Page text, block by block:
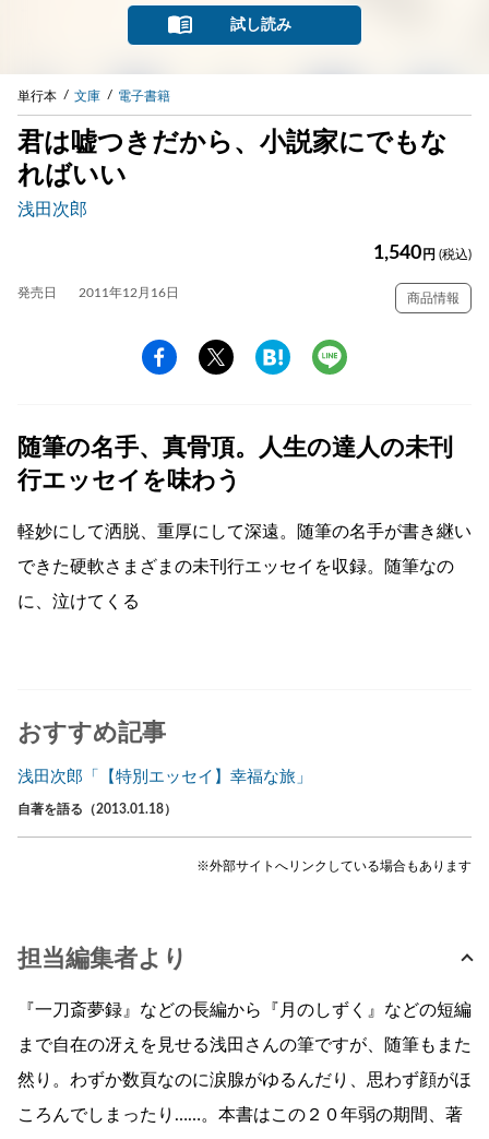
試し読み
単行本 文庫 電子書籍
君は嘘つきだから、小説家にでもな
ればいい
浅田次郎
1,540 円 (税込)
発売日 2011年12月16日 商品情報
随筆の名手、真骨頂。人生の達人の未刊
行エッセイを味わう
軽妙にして洒脱、重厚にして深遠。随筆の名手が書き継い
できた硬軟さまざまの未刊行エッセイを収録。随筆なの
に、泣けてくる
おすすめ記事
浅田次郎「【特別エッセイ】幸福な旅」
自著を語る（2013.01.18）
※外部サイトへリンクしている場合もあります
担当編集者より
『一刀斎夢録』などの長編から『月のしずく』などの短編
まで自在の冴えを見せる浅田さんの筆ですが、随筆もまた
然り。わずか数頁なのに涙腺がゆるんだり、思わず顔がほ
ころんでしまったり……。本書はこの２０年弱の期間、著